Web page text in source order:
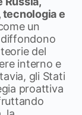
e
un
del
interno e
gli Stati
proattiva